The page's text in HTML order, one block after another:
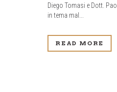
Diego Tomasi e Dott.
in tema mal...
READ MORE